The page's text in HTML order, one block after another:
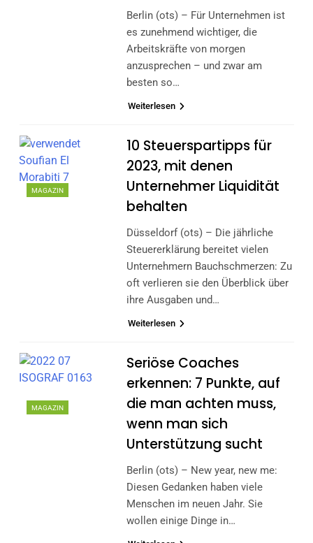
Berlin (ots) – Für Unternehmen ist
es zunehmend wichtiger, die
Arbeitskräfte von morgen
anzusprechen – und zwar am
besten so…
Weiterlesen
MAGAZIN
10 Steuerspartipps für
2023, mit denen
Unternehmer Liquidität
behalten
Düsseldorf (ots) – Die jährliche
Steuererklärung bereitet vielen
Unternehmern Bauchschmerzen: Zu
oft verlieren sie den Überblick über
ihre Ausgaben und…
Weiterlesen
MAGAZIN
Seriöse Coaches
erkennen: 7 Punkte, auf
die man achten muss,
wenn man sich
Unterstützung sucht
Berlin (ots) – New year, new me:
Diesen Gedanken haben viele
Menschen im neuen Jahr. Sie
wollen einige Dinge in…